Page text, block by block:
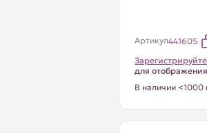
Артикул44160S
для
В наличии <1000